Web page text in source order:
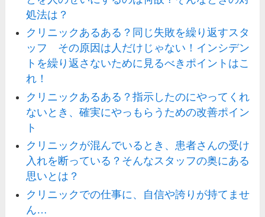
処法は？
クリニックあるある？同じ失敗を繰り返すスタ
ッフ その原因は人だけじゃない！インシデン
トを繰り返さないために見るべきポイントはこ
れ！
クリニックあるある？指示したのにやってくれ
ないとき、確実にやっもらうための改善ポイン
ト
クリニックが混んでいるとき、患者さんの受け
入れを断っている？そんなスタッフの奥にある
思いとは？
クリニックでの仕事に、自信や誇りが持てませ
ん…